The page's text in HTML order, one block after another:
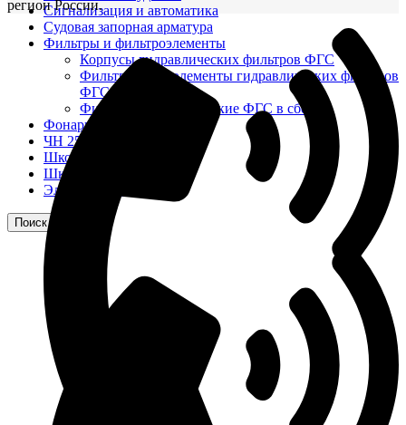
Сигнализация и автоматика
Судовая запорная арматура
Фильтры и фильтроэлементы
Корпусы гидравлических фильтров ФГС
Фильтрующие элементы гидравлических фильтров
ФГС
Фильтры гидравлические ФГС в сборе
Фонари
ЧН 25/34
Шкода 6S-160
Шкода-275
Электродвигатели
Поиск
регион России.